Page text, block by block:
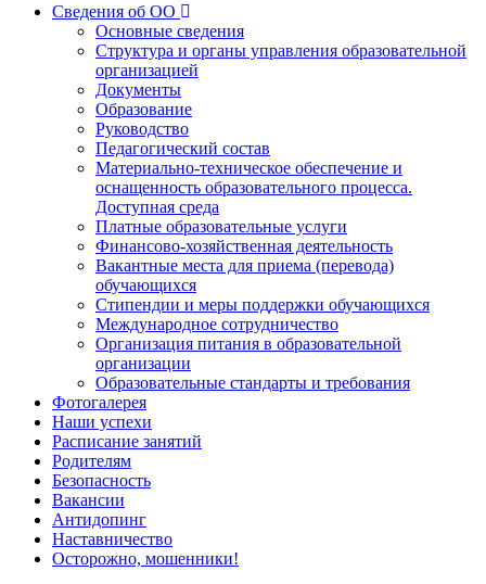
Сведения об ОО
Основные сведения
Структура и органы управления образовательной
организацией
Документы
Образование
Руководство
Педагогический состав
Материально-техническое обеспечение и
оснащенность образовательного процесса.
Доступная среда
Платные образовательные услуги
Финансово-хозяйственная деятельность
Вакантные места для приема (перевода)
обучающихся
Стипендии и меры поддержки обучающихся
Международное сотрудничество
Организация питания в образовательной
организации
Образовательные стандарты и требования
Фотогалерея
Наши успехи
Расписание занятий
Родителям
Безопасность
Вакансии
Антидопинг
Наставничество
Осторожно, мошенники!